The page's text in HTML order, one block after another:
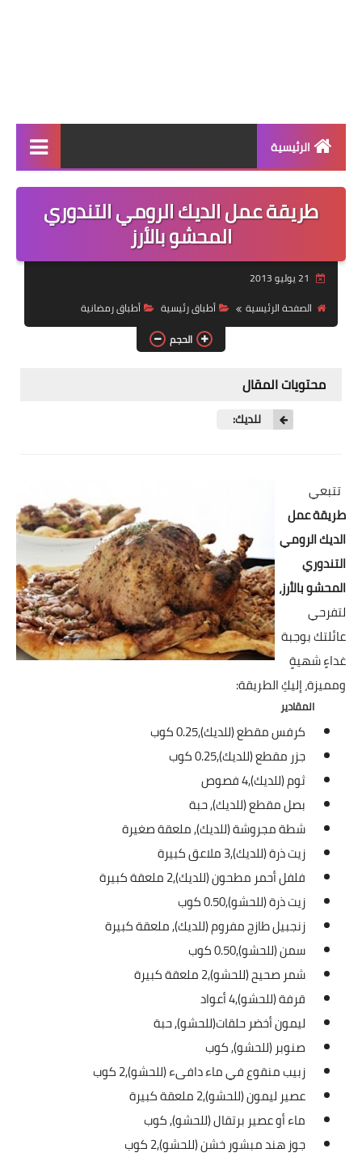
الرئيسية
الرئيسية
أطباق ووجبات
أطباق رئيسية
مقبلات
أطباق أطفال
أطباق بحرية
وصفات حصرية
وصفات فيديو
العناية بالبشرة
حلا الأعياد
مشروب وحلا
مشروبات
مواضيع ست البيت
قصص مطبخ مصورة
كُتب وصفات مجاني
طريقة عمل الديك الرومي التندوري
المحشو بالأرز
الصفحة الرئيسية
أطباق رئيسية
أطباق رمضانية
الحجم
محتويات المقال
للديك:
تتبعي
طريقة عمل
الديك الرومي
التندوري
المحشو بالأرز،
لتفرحي
عائلتك بوجبة
غداءٍ شهيةٍ
ومميزة، إليكِ الطريقة:
المقادير
كرفس مقطع (للديك),0.25 كوب
جزر مقطع (للديك),0.25 كوب
ثوم (للديك),4 فصوص
بصل مقطع (للديك),حبة
شطة مجروشة (للديك),ملعقة صغيرة
زيت ذرة (للديك),3 ملاعق كبيرة
فلفل أحمر مطحون (للديك),2 ملعقة كبيرة
زيت ذرة (للحشو),0.50 كوب
زنجبيل طازج مفروم (للديك),ملعقة كبيرة
سمن (للحشو),0.50 كوب
شمر صحيح (للحشو),2 ملعقة كبيرة
قرفة (للحشو),4 أعواد
ليمون أخضر حلقات(للحشو),حبة
صنوبر (للحشو),كوب
زبيب منقوع في ماء دافىء (للحشو),2 كوب
عصير ليمون (للحشو),2 ملعقة كبيرة
ماء أو عصير برتقال (للحشو),كوب
جوز هند مبشور خشن (للحشو),2 كوب